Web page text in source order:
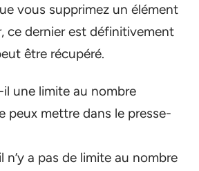
vous supprimez un élément
ce dernier est définitivement
être récupéré.
une limite au nombre
peux mettre dans le presse-
n’y a pas de limite au nombre